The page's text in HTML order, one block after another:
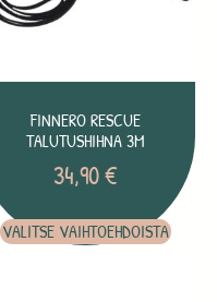
FINNERO RESCUE
TALUTUSHIHNA 3M
34,90€
VALITSE VAIHTOEHDOISTA